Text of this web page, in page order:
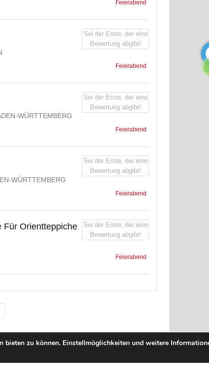
Feierabend
Feierabend
Sei der Erste, der eine
Bewertung abgibt!
WÜRTTEMBERG
Feierabend
Sei der Erste, der eine
Bewertung abgibt!
WÜRTTEMBERG
Feierabend
Sei der Erste, der eine
Bewertung abgibt!
Für Orientteppiche
Feierabend
Sei der Erste, der eine
Bewertung abgibt!
zu können. Einstellmöglichkeiten und weitere